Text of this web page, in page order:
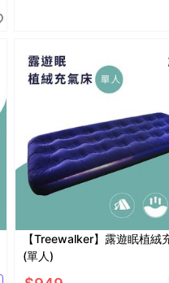
【Treewalker】露遊眠植絨
(單人)